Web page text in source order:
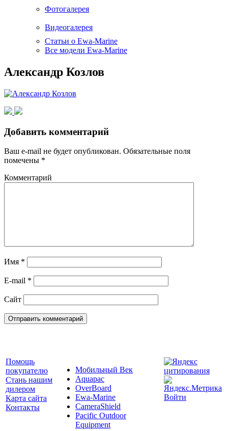
Фотогалерея
Видеогалерея
Статьи о Ewa-Marine
Все модели Ewa-Marine
Александр Козлов
Добавить комментарий
Ваш e-mail не будет опубликован. Обязательные поля
помечены *
Комментарий
Имя *
E-mail *
Сайт
Помощь
покупателю
Стань нашим
дилером
Карта сайта
Контакты
Мобильный Век
Aquapac
OverBoard
Ewa-Marine
CameraShield
Pacific Outdoor
Equipment
Войти